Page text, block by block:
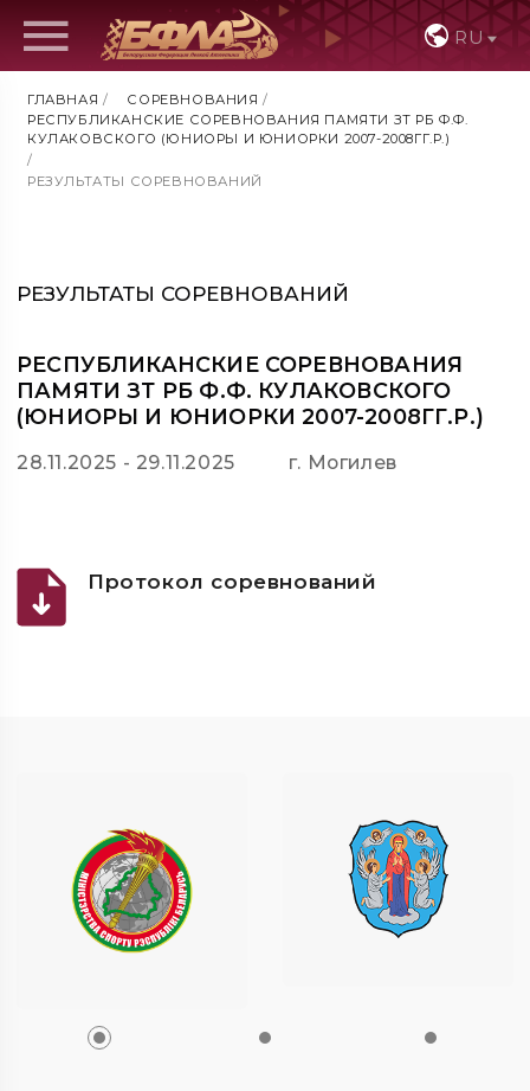
RU
ГЛАВНАЯ / СОРЕВНОВАНИЯ /
РЕСПУБЛИКАНСКИЕ СОРЕВНОВАНИЯ ПАМЯТИ ЗТ РБ Ф.Ф.
КУЛАКОВСКОГО (ЮНИОРЫ И ЮНИОРКИ 2007-2008ГГ.Р.)
/
РЕЗУЛЬТАТЫ СОРЕВНОВАНИЙ
РЕЗУЛЬТАТЫ СОРЕВНОВАНИЙ
РЕСПУБЛИКАНСКИЕ СОРЕВНОВАНИЯ
ПАМЯТИ ЗТ РБ Ф.Ф. КУЛАКОВСКОГО
(ЮНИОРЫ И ЮНИОРКИ 2007-2008ГГ.Р.)
28.11.2025 - 29.11.2025 г. Могилев
Протокол соревнований